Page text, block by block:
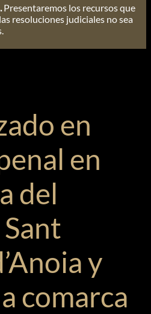
Presentaremos los recursos que
resoluciones judiciales no sea
en
en
del
y
comarca